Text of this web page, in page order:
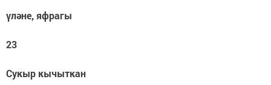
үләне, яфрагы
23
Сукыр кычыткан